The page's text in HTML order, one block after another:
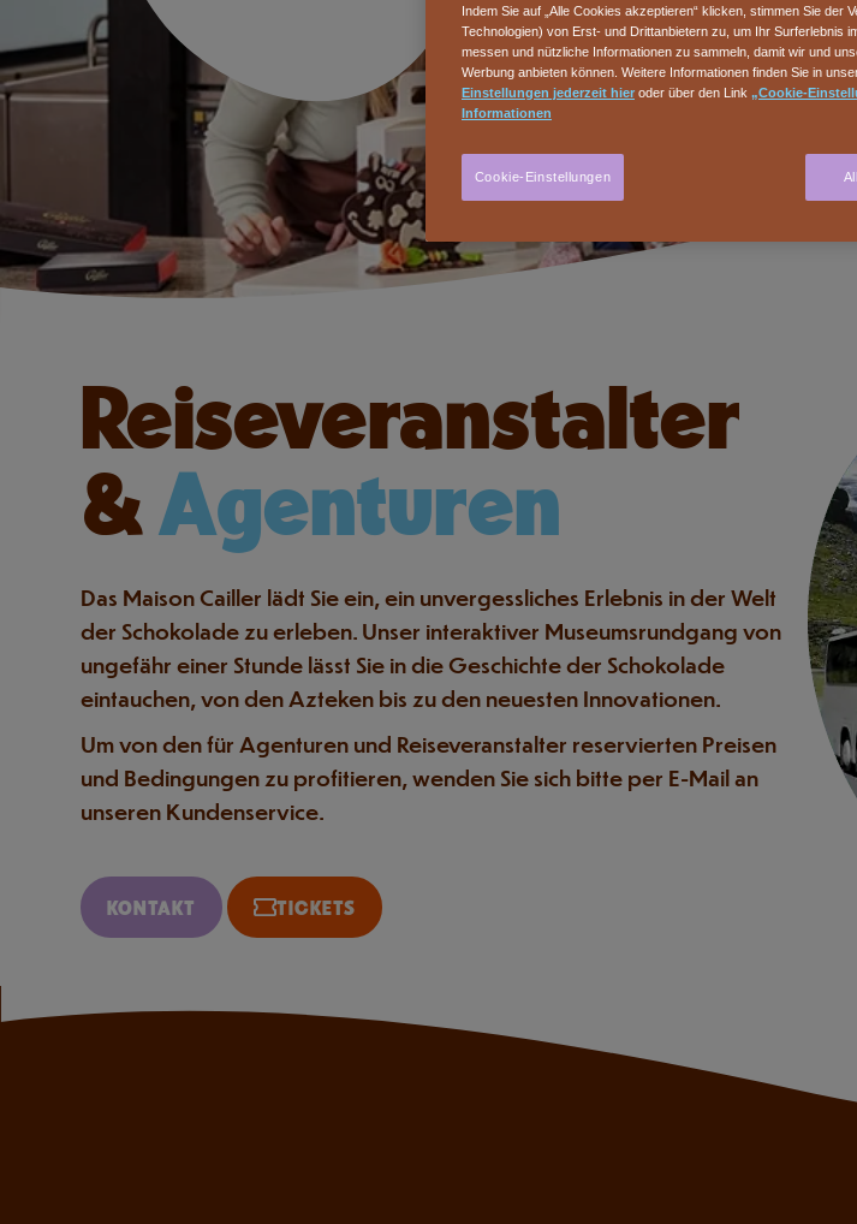
Reiseveranstalter
&Agenturen
Das Maison Cailler lädt Sie ein, ein unvergessliches Erlebnis in der Welt
der Schokolade zu erleben. Unser interaktiver Museumsrundgang von
ungefähr einer Stunde lässt Sie in die Geschichte der Schokolade
eintauchen, von den Azteken bis zu den neuesten Innovationen.
Um von den für Agenturen und Reiseveranstalter reservierten Preisen
und Bedingungen zu profitieren, wenden Sie sich bitte per E-Mail an
unseren Kundenservice.
KONTAKT TICKETS
Indem Sie auf „Alle Cookies akzeptieren“ klicken, stimmen Sie der
Technologien) von Erst- und Drittanbietern zu, um Ihr Surferlebnis
messen und nützliche Informationen zu sammeln, damit wir und
Werbung anbieten können. Weitere Informationen finden Sie in
Einstellungen jederzeit hier oder über den Link „Cookie-
Informationen
Cookie-Einstellungen